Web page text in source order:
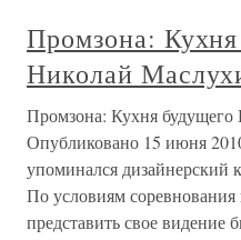
Промзона:
Николай
Промзона: Кухня
Опубликовано 15 июня
упоминался дизайнерский
По условиям
представить свое видение